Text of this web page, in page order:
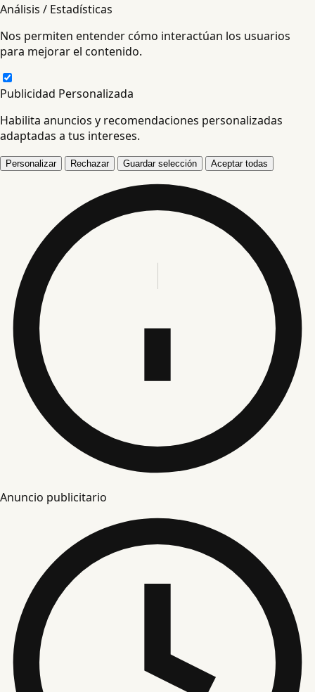
Análisis / Estadísticas
Nos permiten entender cómo interactúan los usuarios
para mejorar el contenido.
Publicidad Personalizada
Habilita anuncios y recomendaciones personalizadas
adaptadas a tus intereses.
Personalizar Rechazar Guardar selección Aceptar todas
Anuncio publicitario